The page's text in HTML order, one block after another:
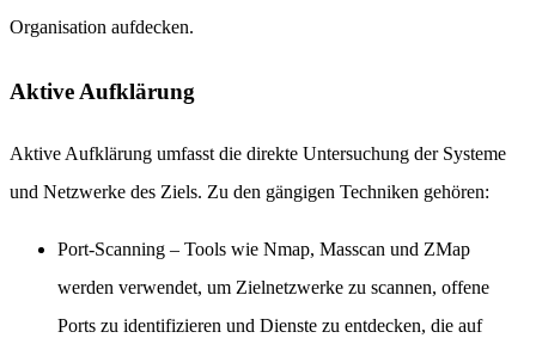
Organisation aufdecken.
Aktive Aufklärung
Aktive Aufklärung umfasst die direkte Untersuchung der Systeme
und Netzwerke des Ziels. Zu den gängigen Techniken gehören:
Port-Scanning – Tools wie Nmap, Masscan und ZMap
werden verwendet, um Zielnetzwerke zu scannen, offene
Ports zu identifizieren und Dienste zu entdecken, die auf